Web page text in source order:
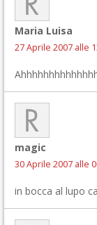
Maria Luisa
27 Aprile 2007 alle
magic
30 Aprile 2007 alle
in bocca al lupo